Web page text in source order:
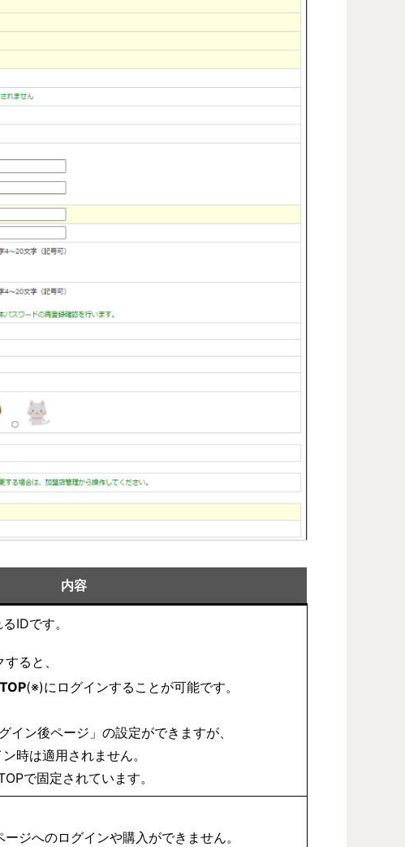
内容
IDです。
ると、
(※)にログインすることが可能です。
イン後ページ」の設定ができますが、
時は適用されません。
で固定されています。
ジへのログインや購入ができません。